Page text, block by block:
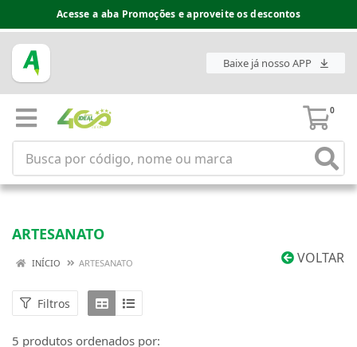
Acesse a aba Promoções e aproveite os descontos
Baixe já nosso APP
0
ARTESANATO
VOLTAR
INÍCIO ARTESANATO
Filtros
5 produtos ordenados por: